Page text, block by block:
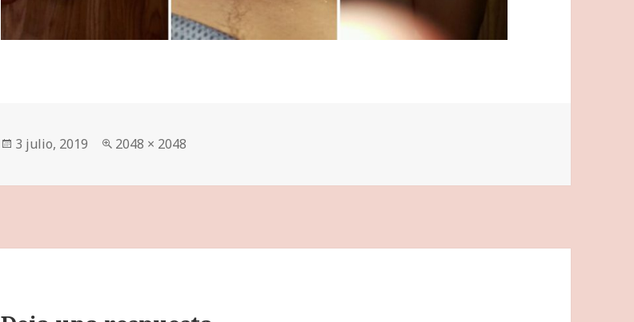
Publicado
3 julio, 2019
Tamaño
2048 × 2048